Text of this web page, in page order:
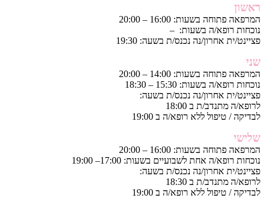
ראשון
המרפאה פתוחה בשעות: 16:00 – 20:00
נוכחות רופא/ה בשעות: –
פציינט/ית אחרון/נה נכנס/ת בשעה: 19:30
שני
המרפאה פתוחה בשעות: 14:00 – 20:00
נוכחות רופא/ה בשעות: 15:30 – 18:30
פציינט/ית אחרון/נה נכנס/ת בשעה:
לרופא/ה מתנדב/ת ב 18:00
לבדיקה / טיפול ללא רופא/ה ב 19:00
שלישי
המרפאה פתוחה בשעות: 16:00 – 20:00
נוכחות רופא/ה אחת לשבועיים בשעות: 17:00– 19:00
פציינט/ית אחרון/נה נכנס/ת בשעה:
לרופא/ה מתנדב/ת ב 18:30
לבדיקה / טיפול ללא רופא/ה ב 19:00